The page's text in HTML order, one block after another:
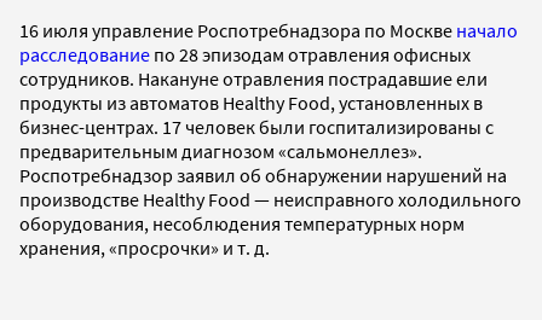
16 июля управление Роспотребнадзора по Москве начало
расследование по 28 эпизодам отравления офисных
сотрудников. Накануне отравления пострадавшие ели
продукты из автоматов Healthy Food, установленных в
бизнес-центрах. 17 человек были госпитализированы с
предварительным диагнозом «сальмонеллез».
Роспотребнадзор заявил об обнаружении нарушений на
производстве Healthy Food — неисправного холодильного
оборудования, несоблюдения температурных норм
хранения, «просрочки» и т. д.